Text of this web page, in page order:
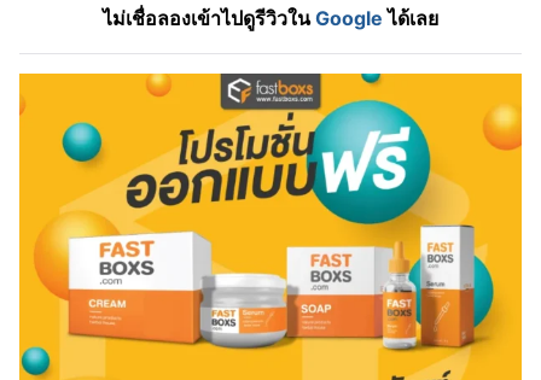
ไม่เชื่อลองเข้าไปดูรีวิวในGoogle ได้เลย